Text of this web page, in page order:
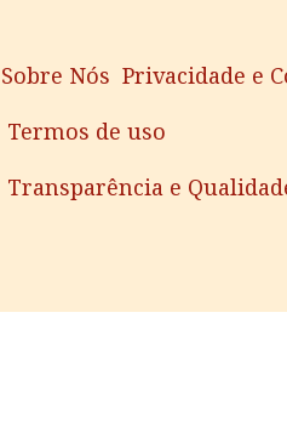
Sobre Nós Privacidade e
Termos de uso
Transparência e